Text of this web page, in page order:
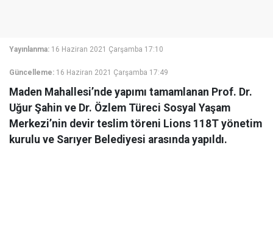
Yayınlanma: 16 Haziran 2021 Çarşamba 17:10
Güncelleme: 16 Haziran 2021 Çarşamba 17:49
Maden Mahallesi’nde yapımı tamamlanan Prof. Dr.
Uğur Şahin ve Dr. Özlem Türeci Sosyal Yaşam
Merkezi’nin devir teslim töreni Lions 118T yönetim
kurulu ve Sarıyer Belediyesi arasında yapıldı.